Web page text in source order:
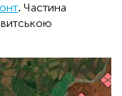
. Частина